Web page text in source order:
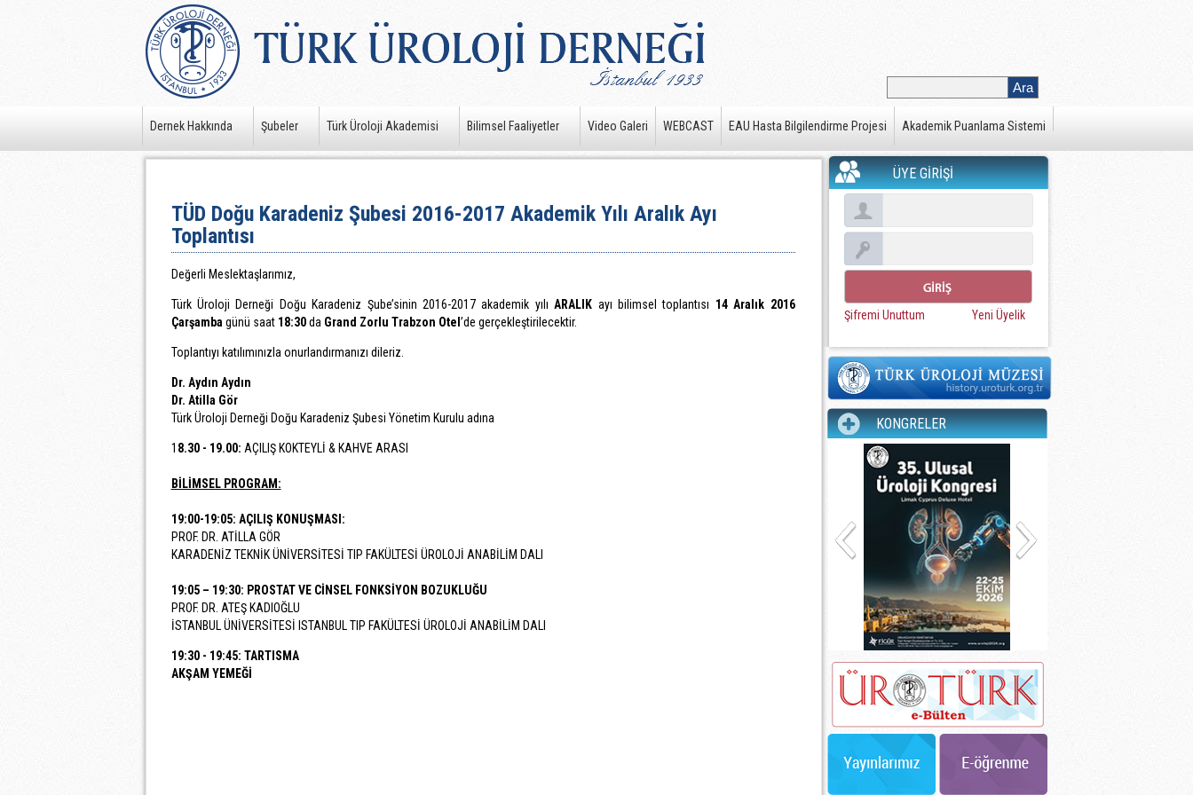
Dernek Hakkında Şubeler Türk Üroloji Akademisi Bilimsel Faaliyetler Video Galeri WEBCAST EAU Hasta Bilgilendirme Projesi Akademik Puanlama Sistemi
TÜD Doğu Karadeniz Şubesi 2016-2017 Akademik Yılı Aralık Ayı
Toplantısı
Değerli Meslektaşlarımız,
Türk Üroloji Derneği Doğu Karadeniz Şube’sinin 2016-2017 akademik yılıARALIK ayı bilimsel toplantısı 14 Aralık 2016
Çarşamba günü saat 18:30da Grand Zorlu Trabzon Otel ’de gerçekleştirilecektir.
Toplantıyı katılımınızla onurlandırmanızı dileriz.
Dr. Aydın Aydın
Dr. Atilla Gör
Türk Üroloji Derneği Doğu Karadeniz Şubesi Yönetim Kurulu adına
1 8.30 - 19.00: AÇILIŞ KOKTEYLİ & KAHVE ARASI
BİLİMSEL PROGRAM:
19:00-19:05: AÇILIŞ KONUŞMASI:
PROF. DR. ATİLLA GÖR
KARADENİZ TEKNİK ÜNİVERSİTESİ TIP FAKÜLTESİ ÜROLOJİ ANABİLİM DALI
19:05 – 19:30: PROSTAT VE CİNSEL FONKSİYON BOZUKLUĞU
PROF. DR. ATEŞ KADIOĞLU
İSTANBUL ÜNİVERSİTESİ ISTANBUL TIP FAKÜLTESİ ÜROLOJİ ANABİLİM DALI
19:30 - 19:45: TARTISMA
AKŞAM YEMEĞİ
ÜYE GİRİŞİ
Şifremi Unuttum Yeni Üyelik
KONGRELER